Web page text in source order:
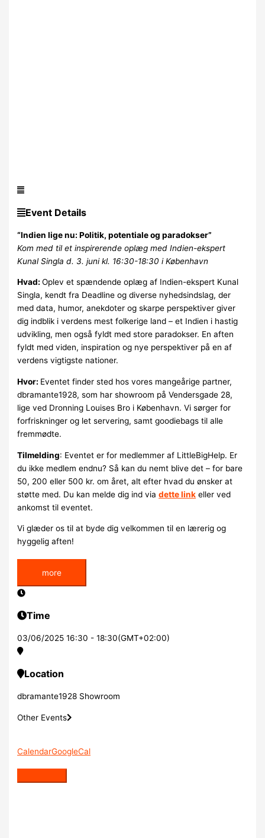
Event Details
“Indien lige nu: Politik, potentiale og paradokser”
Kom med til et inspirerende oplæg med Indien-ekspert
Kunal Singla d. 3. juni kl. 16:30-18:30 i København
Hvad:Oplev et spændende oplæg af Indien-ekspert Kunal
Singla, kendt fra Deadline og diverse nyhedsindslag, der
med data, humor, anekdoter og skarpe perspektiver giver
dig indblik i verdens mest folkerige land – et Indien i hastig
udvikling, men også fyldt med store paradokser. En aften
fyldt med viden, inspiration og nye perspektiver på en af
verdens vigtigste nationer.
Hvor: Eventet finder sted hos vores mangeårige partner,
dbramante1928, som har showroom på Vendersgade 28,
lige ved Dronning Louises Bro i København. Vi sørger for
forfriskninger og let servering, samt goodiebags til alle
fremmødte.
Tilmelding: Eventet er for medlemmer af LittleBigHelp. Er
du ikke medlem endnu? Så kan du nemt blive det – for bare
50, 200 eller 500 kr. om året, alt efter hvad du ønsker at
støtte med. Du kan melde dig ind viadette link eller ved
ankomst til eventet.
Vi glæder os til at byde dig velkommen til en lærerig og
hyggelig aften!
more
Time
03/06/2025 16:30 -18:30(GMT+02:00)
Location
dbramante1928 Showroom
Other Events
CalendarGoogleCal